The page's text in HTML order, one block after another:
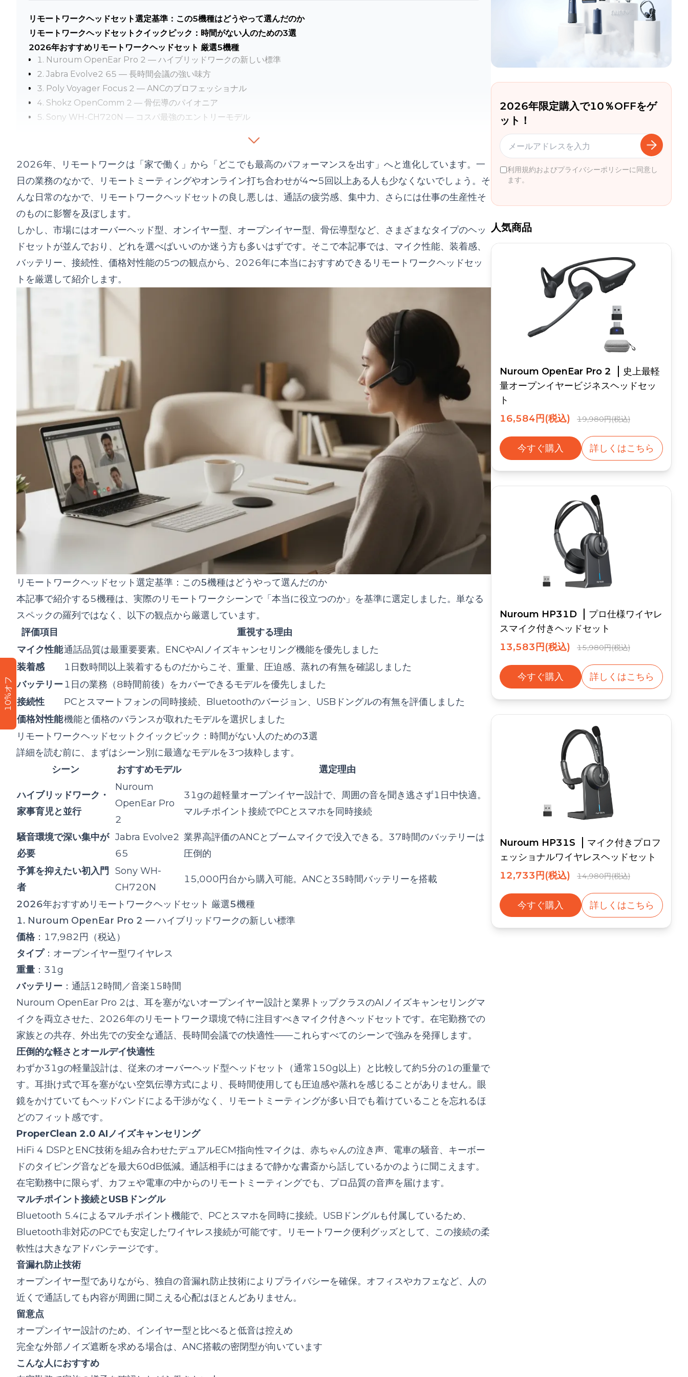
リモートワークヘッドセット選定基準：この5機種はどうやって選んだのか
リモートワークヘッドセットクイックピック：時間がない人のための3選
2026年おすすめリモートワークヘッドセット 厳選5機種
1. Nuroum OpenEar Pro 2 — ハイブリッドワークの新しい標準
2. Jabra Evolve2 65 — 長時間会議の強い味方
3. Poly Voyager Focus 2 — ANCのプロフェッショナル
4. Shokz OpenComm 2 — 骨伝導のパイオニア
5. Sony WH-CH720N — コスパ最強のエントリーモデル
働き方別のリモートワークヘッドセット最適解：あなたに合った選択はどれか
コラボレーションが多いチーム勤務者
家事・育児と並行する在宅勤務者
騒音環境で深い集中が必要な職種
予算を抑えたい初入門者・副業ワーカー
リモートワークヘッドセットに関するよくある質問（FAQ）
Q1. リモートワークヘッドセットの選び方で最重要なポイントは何ですか？
Q2. オープンイヤー型と密閉型ヘッドセットの違いは何ですか？
Q4. ワイヤレスと有線ヘッドセット、リモートワークではどちらがおすすめですか？
2026年、リモートワークは「家で働く」から「どこでも最高のパフォーマンスを出す」へと進化しています。一
日の業務のなかで、リモートミーティングやオンライン打ち合わせが4〜5回以上ある人も少なくないでしょう。そ
んな日常のなかで、リモートワークヘッドセットの良し悪しは、通話の疲労感、集中力、さらには仕事の生産性そ
のものに影響を及ぼします。
しかし、市場にはオーバーヘッド型、オンイヤー型、オープンイヤー型、骨伝導型など、さまざまなタイプのヘッ
ドセットが並んでおり、どれを選べばいいのか迷う方も多いはずです。そこで本記事では、マイク性能、装着感、
バッテリー、接続性、価格対性能の5つの観点から、2026年に本当におすすめできるリモートワークヘッドセッ
トを厳選して紹介します。
リモートワークヘッドセット選定基準：この5機種はどうやって選んだのか
本記事で紹介する5機種は、実際のリモートワークシーンで「本当に役立つのか」を基準に選定しました。単なる
スペックの羅列ではなく、以下の観点から厳選しています。
評価項目
重視する理由
マイク性能通話品質は最重要要素。ENCやAIノイズキャンセリング機能を優先しました
装着感
1日数時間以上装着するものだからこそ、重量、圧迫感、蒸れの有無を確認しました
バッテリー1日の業務（8時間前後）をカバーできるモデルを優先しました
接続性
PCとスマートフォンの同時接続、Bluetoothのバージョン、USBドングルの有無を評価しました
価格対性能機能と価格のバランスが取れたモデルを選択しました
リモートワークヘッドセットクイックピック：時間がない人のための3選
詳細を読む前に、まずはシーン別に最適なモデルを3つ抜粋します。
シーン
おすすめモデル 選定理由
ハイブリッドワーク・
家事育児と並行
Nuroum
OpenEar Pro
2
31gの超軽量オープンイヤー設計で、周囲の音を聞き逃さず1日中快適。
マルチポイント接続でPCとスマホを同時接続
騒音環境で深い集中が
必要
Jabra Evolve2
65
業界高評価のANCとブームマイクで没入できる。37時間のバッテリーは
圧倒的
予算を抑えたい初入門
者
Sony WH-
CH720N
15,000円台から購入可能。ANCと35時間バッテリーを搭載
2026年おすすめリモートワークヘッドセット 厳選5機種
1. Nuroum OpenEar Pro 2 — ハイブリッドワークの新しい標準
価格：17,982円（税込）
タイプ：オープンイヤー型ワイヤレス
重量 ：31g
バッテリー ：通話12時間／音楽15時間
Nuroum OpenEar Pro 2は、耳を塞がないオープンイヤー設計と業界トップクラスのAIノイズキャンセリングマ
イクを両立させた、2026年のリモートワーク環境で特に注目すべき マイク付きヘッドセット です。在宅勤務での
家族との共存、外出先での安全な通話、長時間会議での快適性——これらすべてのシーンで強みを発揮します。
圧倒的な軽さとオールデイ快適性
わずか31gの軽量設計は、従来のオーバーヘッド型ヘッドセット（通常150g以上）と比較して約5分の1の重量で
す。耳掛け式で耳を塞がない空気伝導方式により、長時間使用しても圧迫感や蒸れを感じることがありません。眼
鏡をかけていてもヘッドバンドによる干渉がなく、リモートミーティングが多い日でも着けていることを忘れるほ
どのフィット感です。
ProperClean 2.0 AIノイズキャンセリング
HiFi 4 DSPとENC技術を組み合わせたデュアルECM指向性マイクは、赤ちゃんの泣き声、電車の騒音、キーボー
ドのタイピング音などを最大60dB低減。通話相手にはまるで静かな書斎から話しているかのように聞こえます。
在宅勤務中に限らず、カフェや電車の中からのリモートミーティングでも、プロ品質の音声を届けます。
マルチポイント接続とUSBドングル
Bluetooth 5.4によるマルチポイント機能で、PCとスマホを同時に接続。USBドングルも付属しているため、
Bluetooth非対応のPCでも安定したワイヤレス接続が可能です。リモートワーク便利グッズとして、この接続の柔
軟性は大きなアドバンテージです。
音漏れ防止技術
オープンイヤー型でありながら、独自の音漏れ防止技術によりプライバシーを確保。オフィスやカフェなど、人の
近くで通話しても内容が周囲に聞こえる心配はほとんどありません。
留意点
オープンイヤー設計のため、インイヤー型と比べると低音は控えめ
完全な外部ノイズ遮断を求める場合は、ANC搭載の密閉型が向いています
こんな人におすすめ
2026年限定購入で10％OFFをゲ
ット！
利用規約およびプライバシーポリシーに同意し
ます。
人気商品
Nuroum OpenEar Pro 2
史上最軽
量オープンイヤービジネスヘッドセッ
ト
16,584円(税込)
19,980円(税込)
今すぐ購入 詳しくはこちら
Nuroum HP31D
プロ仕様ワイヤレ
スマイク付きヘッドセット
13,583円(税込)
15,980円(税込)
今すぐ購入 詳しくはこちら
Nuroum HP31S
マイク付きプロフ
ェッショナルワイヤレスヘッドセット
12,733円(税込)
14,980円(税込)
今すぐ購入 詳しくはこちら
10%オフ